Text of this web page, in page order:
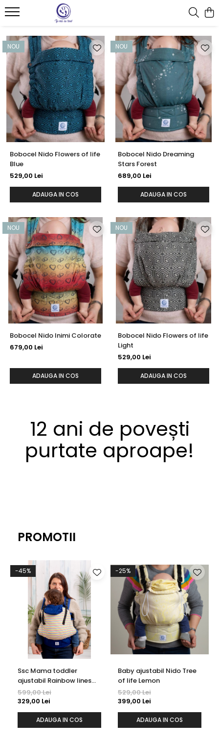
Bebeluș
Toddler
Preschooler
Sling cu inele
Wrap elastic
Botoșei babywearing
Paturici
Protectii de bretele
Accessorii Nido
Marsupiu jucărie
NOU
Bobocel Nido Flowers of life
Blue
529,00 Lei
ADAUGA IN COS
NOU
Bobocel Nido Dreaming
Stars Forest
689,00 Lei
ADAUGA IN COS
NOU
Bobocel Nido Inimi Colorate
679,00 Lei
ADAUGA IN COS
NOU
Bobocel Nido Flowers of life
Light
529,00 Lei
ADAUGA IN COS
12 ani de povești
purtate aproape!
PROMOTII
-45%
Ssc Mama toddler
ajustabil Rainbow lines
S4NG
599,00 Lei
329,00 Lei
ADAUGA IN COS
-25%
Baby ajustabil Nido Tree
of life Lemon
529,00 Lei
399,00 Lei
ADAUGA IN COS